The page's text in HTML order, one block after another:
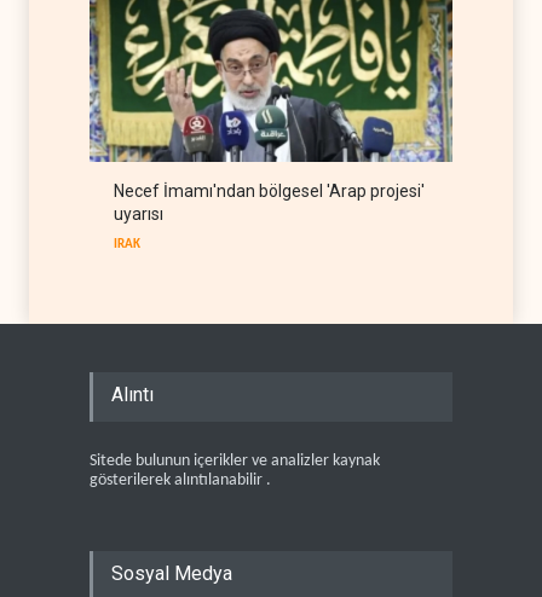
Necef İmamı'ndan bölgesel 'Arap projesi'
uyarısı
IRAK
Alıntı
Sitede bulunun içerikler ve analizler kaynak
gösterilerek alıntılanabilir .
Sosyal Medya